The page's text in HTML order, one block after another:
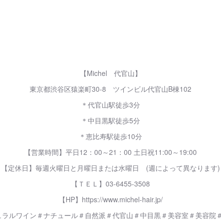
【Michel 代官山】
東京都渋谷区猿楽町30-8 ツインビル代官山B棟102
＊代官山駅徒歩3分
＊中目黒駅徒歩5分
＊恵比寿駅徒歩10分
【営業時間】平日12：00～21：00 土日祝11:00～19:00
【定休日】毎週火曜日と月曜日または水曜日 (週によって異なります)
【ＴＥＬ】03-6455-3508
【HP】https://www.michel-hair.jp/
ルワイン＃ナチュール＃自然派＃代官山＃中目黒＃美容室＃美容院